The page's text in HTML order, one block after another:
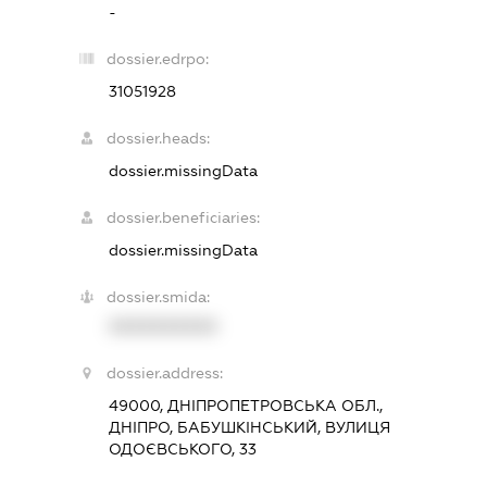
-
dossier.edrpo:
31051928
dossier.heads:
dossier.missingData
dossier.beneficiaries:
dossier.missingData
dossier.smida:
dossier.address:
49000, ДНІПРОПЕТРОВСЬКА ОБЛ.,
ДНІПРО, БАБУШКІНСЬКИЙ, ВУЛИЦЯ
ОДОЄВСЬКОГО, 33